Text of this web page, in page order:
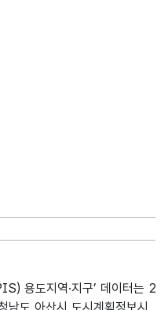
용도지역·지구’ 데이터는 2